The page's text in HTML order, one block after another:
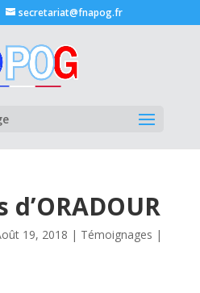
secretariat@fnapog.fr
d’ORADOUR
19, 2018 | Témoignages |